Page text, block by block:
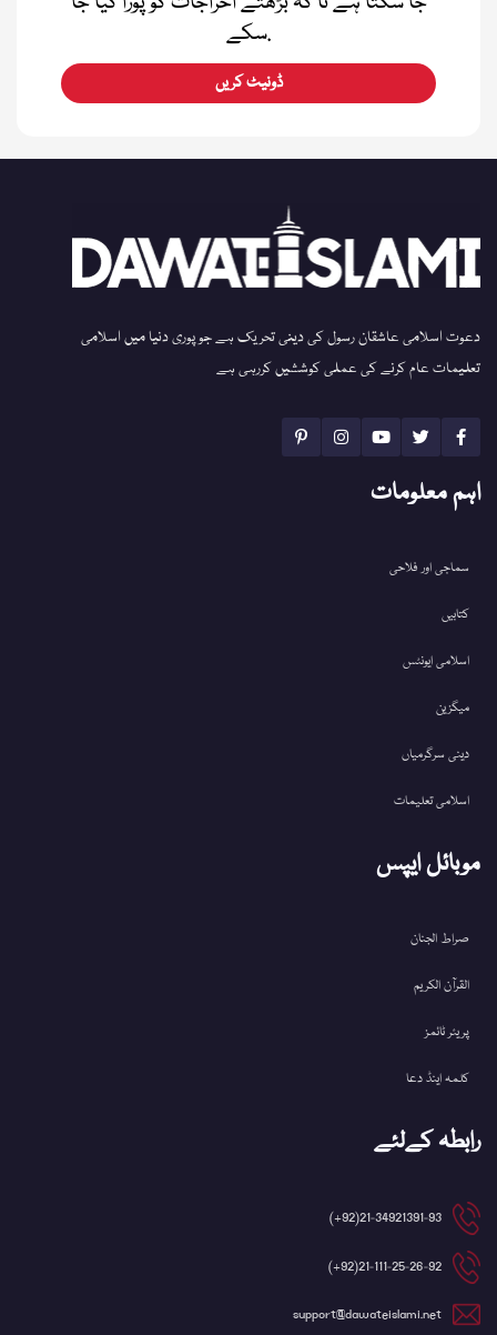
سکے.
ڈونیٹ کریں
دعوت اسلامی عاشقان رسول کی دینی تحریک ہے جو پوری دنیا میں اسلامی
تعلیمات عام کرنے کی عملی کوششیں کررہی ہے
اہم معلومات
سماجی اور فلاحی
کتابیں
اسلامی ایونٹس
میگزین
دینی سرگرمیاں
اسلامی تعلیمات
موبائل ایپس
صراط الجنان
القرآن الکریم
پریئر ٹائمز
کلمہ اینڈ دعا
رابطہ کےلئے
21-34921391-93(92+)
21-111-25-26-92(92+)
support@dawateislami.net